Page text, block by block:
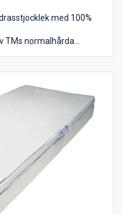
mjuk säng med bästa
TM Exklusiv är
säng du upplevt!
med 100%
TMs normalhårda